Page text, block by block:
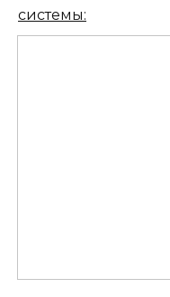
системы: